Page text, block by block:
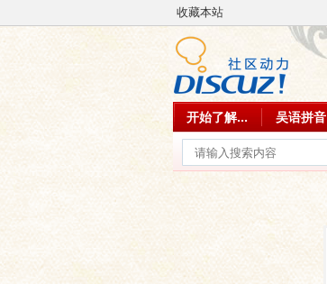
收藏本站
开始了解... 吴语拼音